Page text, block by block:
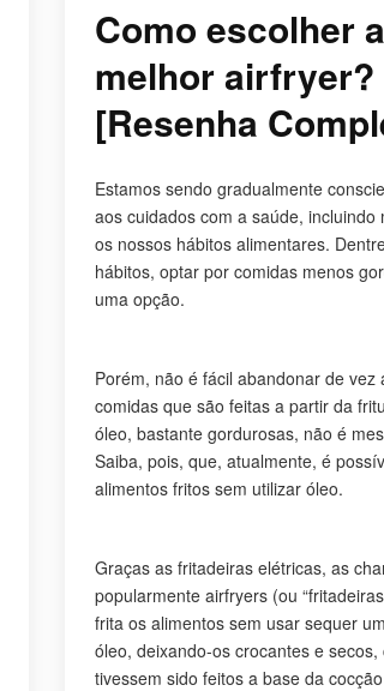
Como escolher a
melhor airfryer?
[Resenha
Estamos sendo gradualmente
aos cuidados com a saúde, incluindo
os nossos hábitos alimentares.
hábitos, optar por comidas menos
uma opção.
Porém, não é fácil abandonar de vez
comidas que são feitas a partir da
óleo, bastante gordurosas, não é
Saiba, pois, que, atualmente, é
alimentos fritos sem utilizar óleo.
Graças as fritadeiras elétricas, as
popularmente airfryers (ou
frita os alimentos sem usar sequer
óleo, deixando-os crocantes e secos,
tivessem sido feitos a base da